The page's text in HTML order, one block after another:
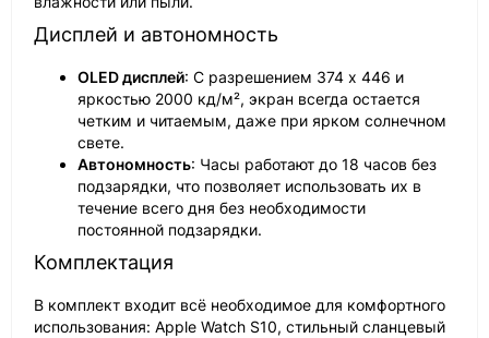
Дисплей и автономность
OLED дисплей: С разрешением 374 х 446 и
яркостью 2000 кд/м², экран всегда остается
четким и читаемым, даже при ярком солнечном
свете.
Автономность: Часы работают до 18 часов без
подзарядки, что позволяет использовать их в
течение всего дня без необходимости
постоянной подзарядки.
Комплектация
В комплект входит всё необходимое для комфортного
использования: Apple Watch S10, стильный сланцевый